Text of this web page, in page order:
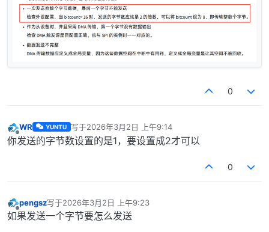
0
离线
WR YUNTU 写于2026年3月2日 上午9:14
最后由 编辑
你发送的字节数设置的是1，要设置成2才可以
0
离线
pengsz写于2026年3月2日 上午9:23
最后由 编辑
如果发送一个字节要怎么发送